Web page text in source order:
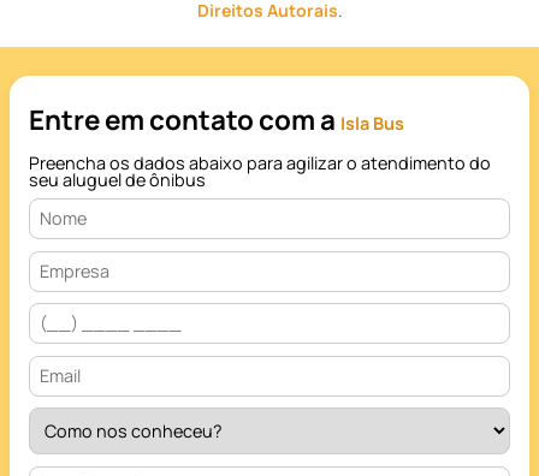
Direitos Autorais.
Entre em contato com a Isla Bus
Preencha os dados abaixo para agilizar o atendimento do
seu aluguel de ônibus